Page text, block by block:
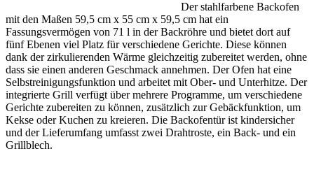
Der stahlfarbene Backofen
mit den Maßen 59,5 cm x 55 cm x 59,5 cm hat ein
Fassungsvermögen von 71 l in der Backröhre und bietet dort auf
fünf Ebenen viel Platz für verschiedene Gerichte. Diese können
dank der zirkulierenden Wärme gleichzeitig zubereitet werden, ohne
dass sie einen anderen Geschmack annehmen. Der Ofen hat eine
Selbstreinigungsfunktion und arbeitet mit Ober- und Unterhitze. Der
integrierte Grill verfügt über mehrere Programme, um verschiedene
Gerichte zubereiten zu können, zusätzlich zur Gebäckfunktion, um
Kekse oder Kuchen zu kreieren. Die Backofentür ist kindersicher
und der Lieferumfang umfasst zwei Drahtroste, ein Back- und ein
Grillblech.